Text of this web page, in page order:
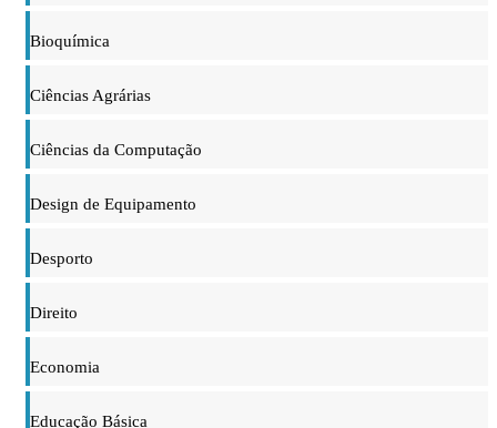
Bioquímica
Ciências Agrárias
Ciências da Computação
Design de Equipamento
Desporto
Direito
Economia
Educação Básica